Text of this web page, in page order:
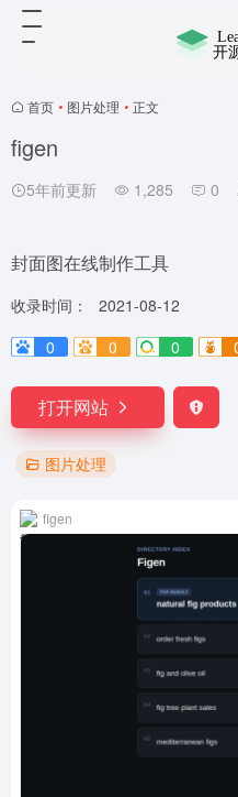
首页 • 图片处理 • 正文
figen
5年前更新 1,285 0
封面图在线制作工具
收录时间：
2021-08-12
0
0 0
打开网站
图片处理
figen